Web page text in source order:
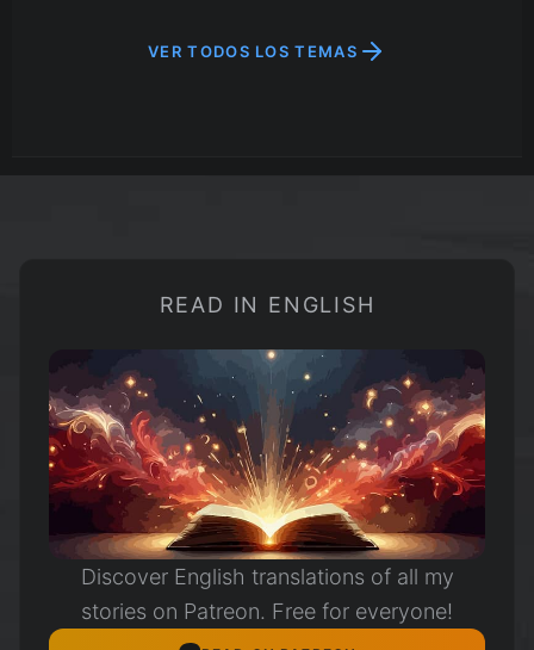
VER TODOS LOS TEMAS
READ IN ENGLISH
Discover English translations of all my
stories on Patreon. Free for everyone!